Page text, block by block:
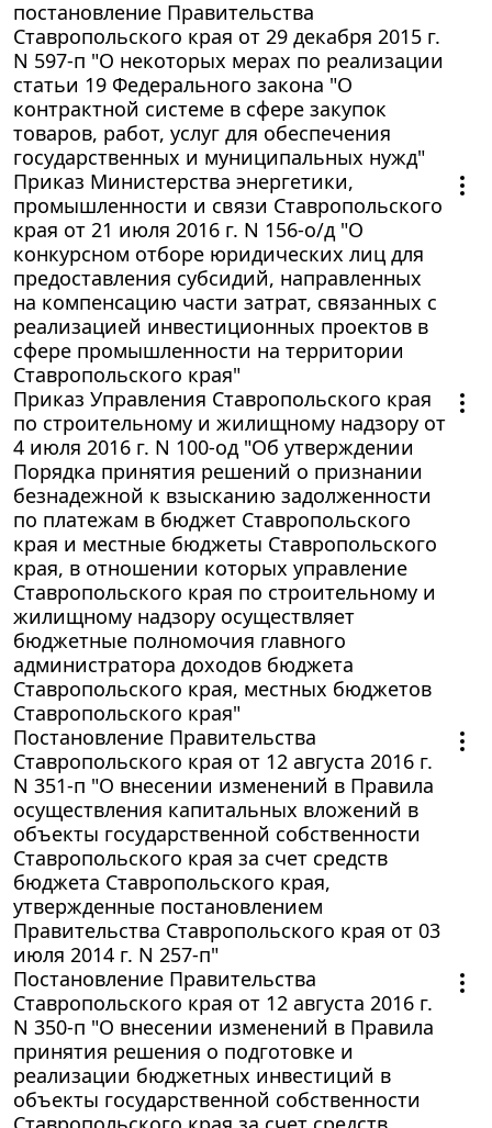
постановление Правительства
Ставропольского края от 29 декабря 2015 г.
N 597-п "О некоторых мерах по реализации
статьи 19 Федерального закона "О
контрактной системе в сфере закупок
товаров, работ, услуг для обеспечения
государственных и муниципальных нужд"
Приказ Министерства энергетики,
промышленности и связи Ставропольского
края от 21 июля 2016 г. N 156-о/д "О
конкурсном отборе юридических лиц для
предоставления субсидий, направленных
на компенсацию части затрат, связанных с
реализацией инвестиционных проектов в
сфере промышленности на территории
Ставропольского края"
Приказ Управления Ставропольского края
по строительному и жилищному надзору от
4 июля 2016 г. N 100-од "Об утверждении
Порядка принятия решений о признании
безнадежной к взысканию задолженности
по платежам в бюджет Ставропольского
края и местные бюджеты Ставропольского
края, в отношении которых управление
Ставропольского края по строительному и
жилищному надзору осуществляет
бюджетные полномочия главного
администратора доходов бюджета
Ставропольского края, местных бюджетов
Ставропольского края"
Постановление Правительства
Ставропольского края от 12 августа 2016 г.
N 351-п "О внесении изменений в Правила
осуществления капитальных вложений в
объекты государственной собственности
Ставропольского края за счет средств
бюджета Ставропольского края,
утвержденные постановлением
Правительства Ставропольского края от 03
июля 2014 г. N 257-п"
Постановление Правительства
Ставропольского края от 12 августа 2016 г.
N 350-п "О внесении изменений в Правила
принятия решения о подготовке и
реализации бюджетных инвестиций в
объекты государственной собственности